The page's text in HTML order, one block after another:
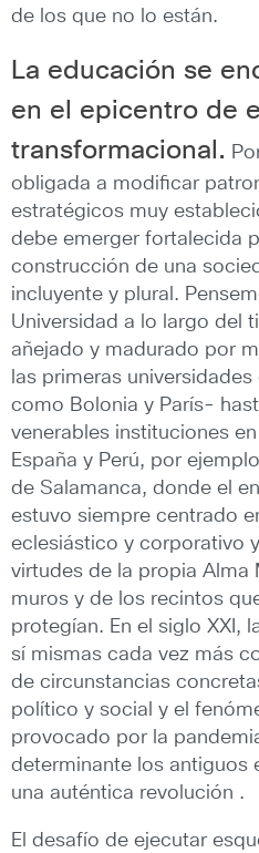
de los que no lo están.
La educación se
en el epicentro de
transformacional.
obligada a modificar
estratégicos muy
debe emerger fortalecida
construcción de una
incluyente y plural.
Universidad a lo largo del
añejado y madurado por
las primeras
como Bolonia y París-
venerables instituciones
España y Perú, por
de Salamanca, donde el
estuvo siempre centrado
eclesiástico y corporativo
virtudes de la propia Alma
muros y de los recintos
protegían. En el siglo XXI,
sí mismas cada vez más
de circunstancias
político y social y el
provocado por la
determinante los antiguos
una auténtica revolución .
El desafío de ejecutar